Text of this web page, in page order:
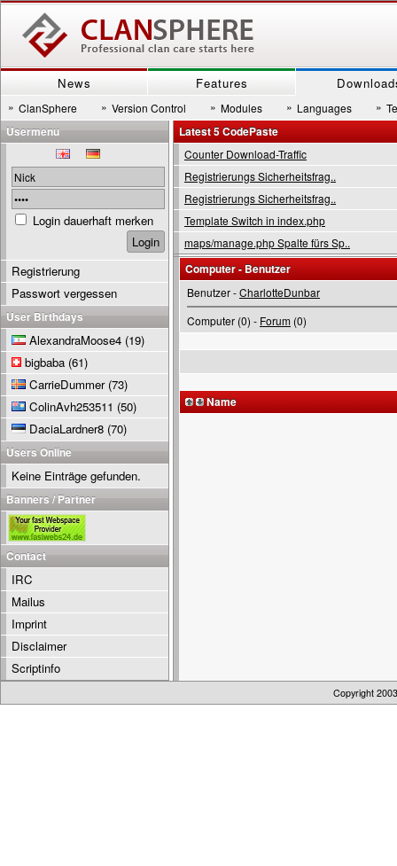
News Features
» ClanSphere » Version Control » Modules » Languages »
Latest 5 CodePaste
Counter Download-Traffic
Registrierungs Sicherheitsfrag..
Registrierungs Sicherheitsfrag..
Template Switch in index.php
maps/manage.php Spalte fürs Sp..
Computer - Benutzer
Benutzer -CharlotteDunbar
Computer (0) - Forum (0)
Name
Usermenu
Login dauerhaft merken
Registrierung
Passwort vergessen
User Birthdays
AlexandraMoose4 (19)
bigbaba (61)
CarrieDummer(73)
ColinAvh253511 (50)
DaciaLardner8 (70)
Users Online
Keine Einträge gefunden.
Banners / Partner
Contact
IRC
Mailus
Imprint
Disclaimer
Scriptinfo
Copyright